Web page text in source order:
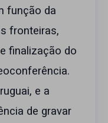
função da
fronteiras,
finalização do
e a
de gravar